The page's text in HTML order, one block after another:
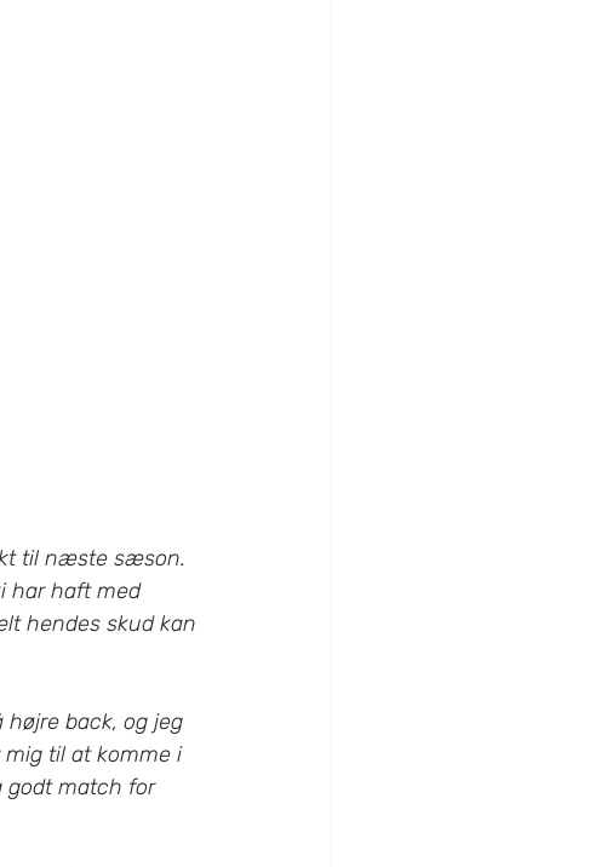
til næste sæson.
har haft med
hendes skud kan
højre back, og jeg
til at komme i
godt match for